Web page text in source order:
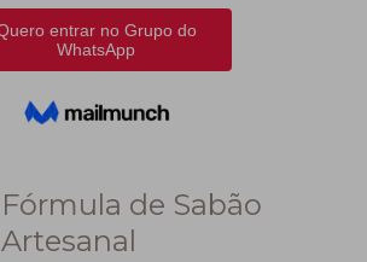
Fórmula de Sabão
Artesanal